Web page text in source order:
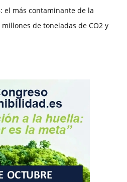
el más contaminante de la
de toneladas de CO2 y